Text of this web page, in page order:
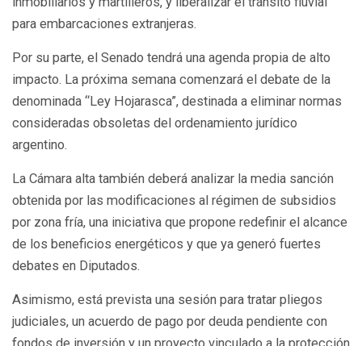
para embarcaciones extranjeras.
Por su parte, el Senado tendrá una agenda propia de alto
impacto. La próxima semana comenzará el debate de la
denominada “Ley Hojarasca”, destinada a eliminar normas
consideradas obsoletas del ordenamiento jurídico
argentino.
La Cámara alta también deberá analizar la media sanción
obtenida por las modificaciones al régimen de subsidios
por zona fría, una iniciativa que propone redefinir el alcance
de los beneficios energéticos y que ya generó fuertes
debates en Diputados.
Asimismo, está prevista una sesión para tratar pliegos
judiciales, un acuerdo de pago por deuda pendiente con
fondos de inversión y un proyecto vinculado a la protección